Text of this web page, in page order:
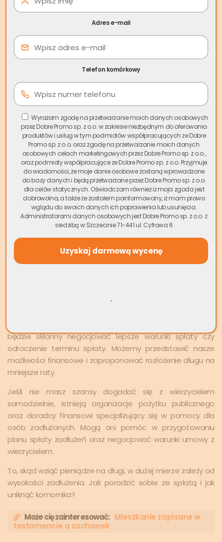
Skąd wziąć pieniądze na
długi – jak uniknąć
komornika
Pogorszenie sytuacji materialnej może wynikać z różnych
powodów – utraty pracy, nagłego zwiększenia wydatków
np. w związku z chorobą, nietrafionej inwestycji czy wzrostu
comiesięcznych opłat i rat kredytowych. Problemy
finansowe, szczególnie w ostatnim czasie, są
zmartwieniem wielu z nas.
Często traktujemy problemy materialne jako przejściowe, i
decydujemy się na podjęcie działań, dopiero gdy zmusza
nas do tego wierzyciel. W wielu przypadkach, gdy
zadłużenie jest niewielkie, wystarczą drobne zmiany:
tymczasowe ograniczenie zbędnych wydatków czy
podjęcie dodatkowej pracy. Niestety, bywa, że powyższe
czynności nie wystarczają, aby poradzić sobie z większym
kontaktuje się z nami komornik.
Skąd wziąć pieniądze na długi? Przede wszystkim warto,
znajduje. Unikanie wierzyciela nie zaprowadzi nas do
będzie skłonny negocjować lepsze warunki spłaty czy
odroczenie terminu spłaty. Możemy przedstawić nasze
możliwości finansowe i zaproponować rozłożenie długu na
mniejsze raty.
Jeśli nie masz szansy dogadać się z wierzycielem
samodzielnie, istnieją organizacje pożytku publicznego
oraz doradcy finansowi specjalizujący się w pomocy dla
osób zadłużonych. Mogą oni pomóc w przygotowaniu
planu spłaty zadłużeń oraz negocjować warunki umowy z
wierzycielem.
To, skąd wziąć pieniądze na długi, w dużej mierze zależy od
wysokości zadłużenia. Jak poradzić sobie ze spłatą i jak
uniknąć komornika?
Może cię zainteresować: Mieszkanie zapisane w
testamencie a zachowek
Adres e-mail
Telefon komórkowy
Wyrażam zgodę na przetwarzanie moich danych osobowych
przez Dobre Promo sp. z o.o. w zakresie niezbędnym do oferowania
produktów i usług w tym podmiotów współpracujących ze Dobre
Promo sp. z o.o. oraz zgodę na przetwarzanie moich danych
osobowych celach marketingowych przez Dobre Promo sp. z o.o.,
oraz podmioty współpracujące ze Dobre Promo sp. z o.o. Przyjmuje
do wiadomości, że moje danie osobowe zostaną wprowadzone
do bazy danych i będą przetwarzane przez Dobre Promo sp. z o.o.
dla celów statycznych. Oświadczam również iż moja zgoda jest
dobrowolna, a także że zostałem poinformowany, iż mam prawo
wglądu do swoich danych ich poprawienia lub usunięcia.
Administratorami danych osobowych jest Dobre Promo sp. z o.o. z
siedzibą w Szczecinie 71-441 ul. Cyfrowa 6
.